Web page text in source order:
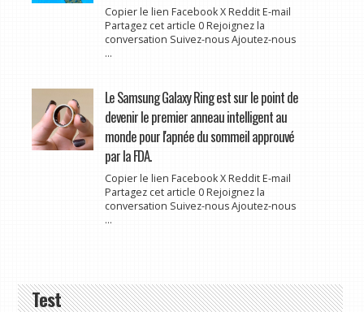
Copier le lien Facebook X Reddit E-mail
Partagez cet article 0 Rejoignez la
conversation Suivez-nous Ajoutez-nous
...
Le Samsung Galaxy Ring est sur le point de
devenir le premier anneau intelligent au
monde pour l'apnée du sommeil approuvé
par la FDA.
Copier le lien Facebook X Reddit E-mail
Partagez cet article 0 Rejoignez la
conversation Suivez-nous Ajoutez-nous
...
Test